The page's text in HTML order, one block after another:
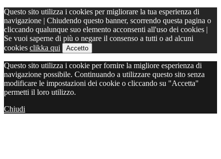
Questo sito utilizza i cookies per migliorare la tua esperienza di
navigazione | Chiudendo questo banner, scorrendo questa pagina o
cliccando qualunque suo elemento acconsenti all'uso dei cookies |
Se vuoi saperne di più o negare il consenso a tutti o ad alcuni
cookies clikka qui Accetto
Questo sito utilizza i cookie per fornire la migliore esperienza di
navigazione possibile. Continuando a utilizzare questo sito senza
modificare le impostazioni dei cookie o cliccando su "Accetta"
permetti il loro utilizzo.
Chiudi